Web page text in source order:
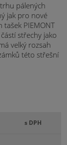
pálených
jak pro nové
PIEMONT
střechy jako
velký rozsah
této střešní
s DPH